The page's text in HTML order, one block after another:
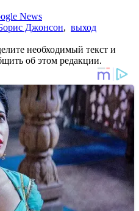
News
Джонсон, выход
необходимый текст и
об этом редакции.